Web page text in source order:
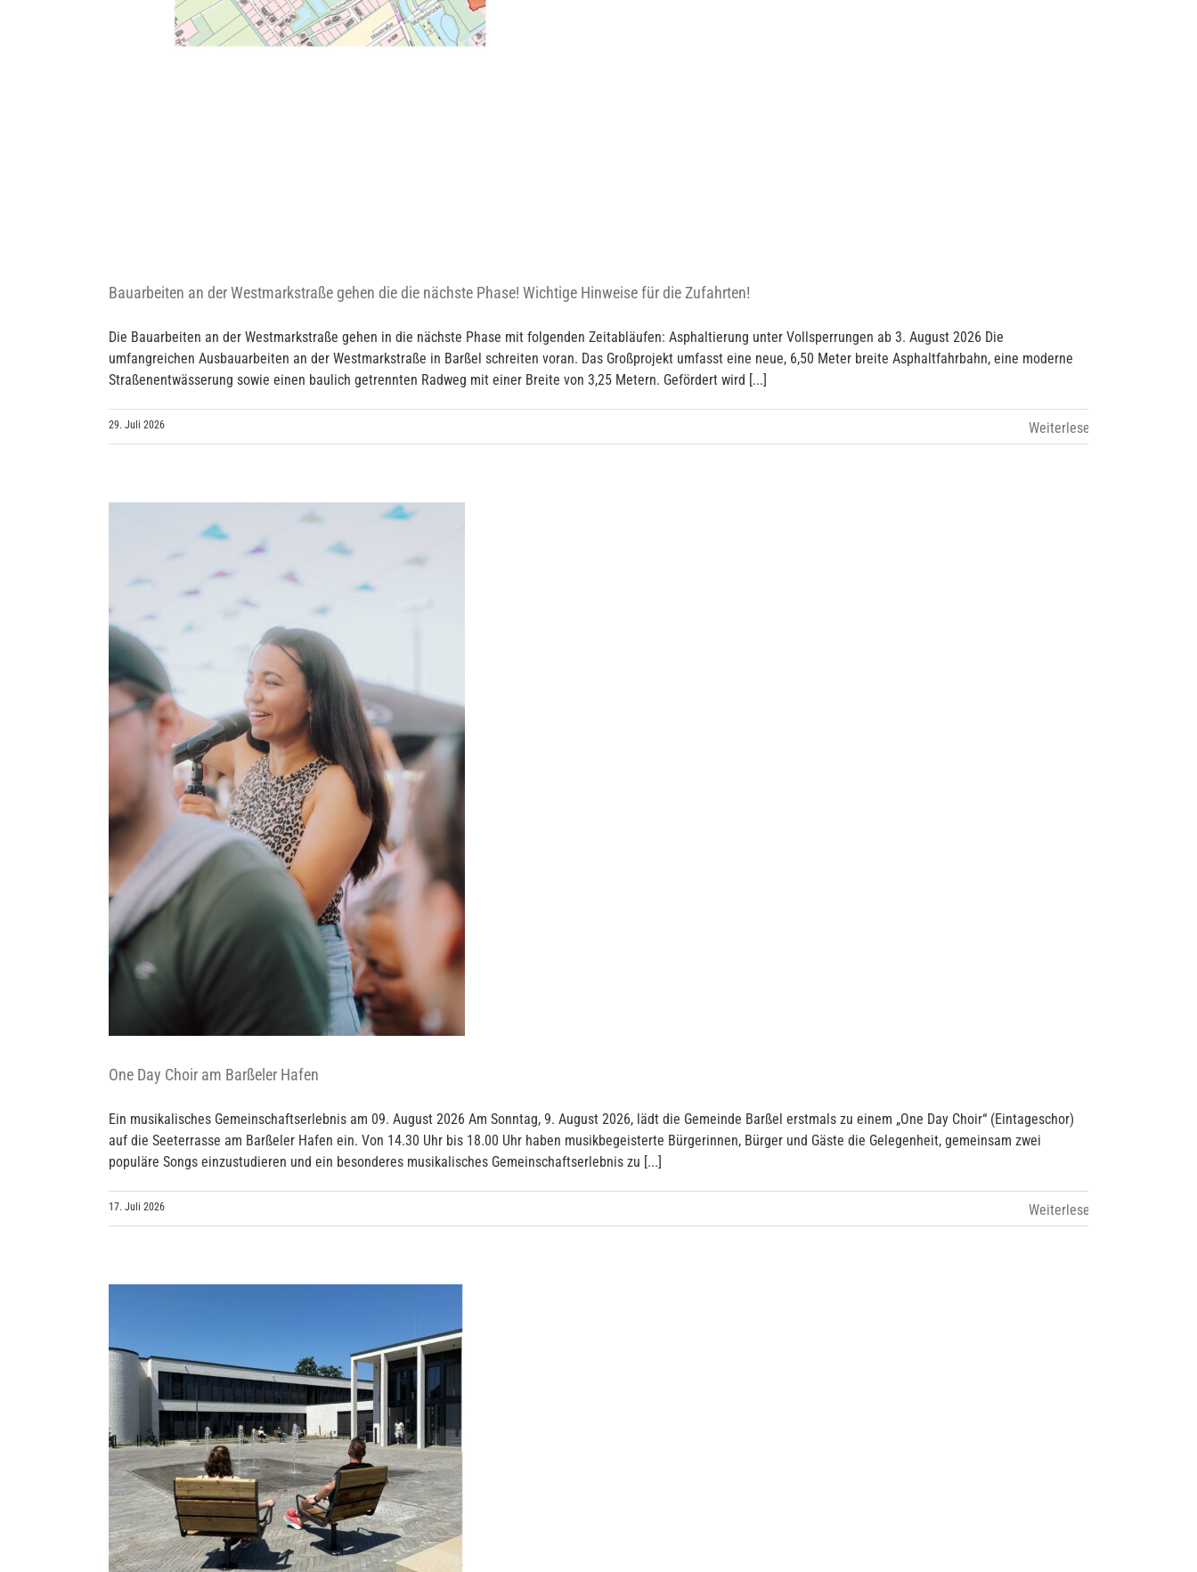
Bauarbeiten an der Westmarkstraße gehen die die nächste Phase! Wichtige Hinweise für die Zufahrten!
Die Bauarbeiten an der Westmarkstraße gehen in die nächste Phase mit folgenden Zeitabläufen: Asphaltierung unter Vollsperrungen ab 3. August 2026 Die
umfangreichen Ausbauarbeiten an der Westmarkstraße in Barßel schreiten voran. Das Großprojekt umfasst eine neue, 6,50 Meter breite Asphaltfahrbahn, eine moderne
Straßenentwässerung sowie einen baulich getrennten Radweg mit einer Breite von 3,25 Metern. Gefördert wird [...]
29. Juli 2026
One Day Choir am Barßeler Hafen
Ein musikalisches Gemeinschaftserlebnis am 09. August 2026 Am Sonntag, 9. August 2026, lädt die Gemeinde Barßel erstmals zu einem „One Day Choir“ (Eintageschor)
auf die Seeterrasse am Barßeler Hafen ein. Von 14.30 Uhr bis 18.00 Uhr haben musikbegeisterte Bürgerinnen, Bürger und Gäste die Gelegenheit, gemeinsam zwei
populäre Songs einzustudieren und ein besonderes musikalisches Gemeinschaftserlebnis zu [...]
17. Juli 2026